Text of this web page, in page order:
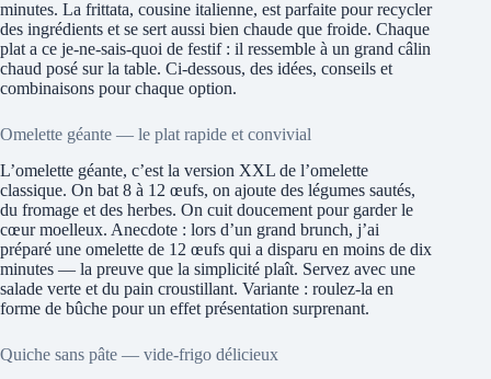
minutes. La frittata, cousine italienne, est parfaite pour recycler
des ingrédients et se sert aussi bien chaude que froide. Chaque
plat a ce je-ne-sais-quoi de festif : il ressemble à un grand câlin
chaud posé sur la table. Ci-dessous, des idées, conseils et
combinaisons pour chaque option.
Omelette géante — le plat rapide et convivial
L’omelette géante, c’est la version XXL de l’omelette
classique. On bat 8 à 12 œufs, on ajoute des légumes sautés,
du fromage et des herbes. On cuit doucement pour garder le
cœur moelleux. Anecdote : lors d’un grand brunch, j’ai
préparé une omelette de 12 œufs qui a disparu en moins de dix
minutes — la preuve que la simplicité plaît. Servez avec une
salade verte et du pain croustillant. Variante : roulez-la en
forme de bûche pour un effet présentation surprenant.
Quiche sans pâte — vide-frigo délicieux